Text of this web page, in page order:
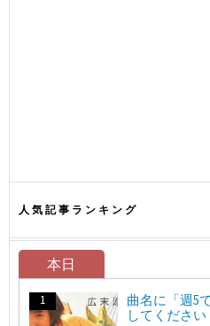
人気記事ランキング
本日
曲名に「週5
してください